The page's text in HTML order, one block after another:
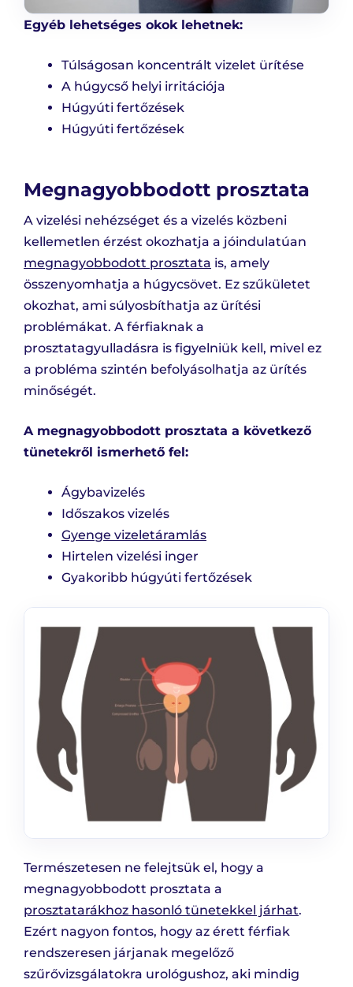
Egyéb lehetséges okok lehetnek:
Túlságosan koncentrált vizelet ürítése
A húgycső helyi irritációja
Húgyúti fertőzések
Húgyúti fertőzések
Megnagyobbodott prosztata
A vizelési nehézséget és a vizelés közbeni
kellemetlen érzést okozhatja a jóindulatúan
megnagyobbodott prosztata is, amely
összenyomhatja a húgycsövet. Ez szűkületet
okozhat, ami súlyosbíthatja az ürítési
problémákat. A férfiaknak a
prosztatagyulladásra is figyelniük kell, mivel ez
a probléma szintén befolyásolhatja az ürítés
minőségét.
A megnagyobbodott prosztata a következő
tünetekről ismerhető fel:
Ágybavizelés
Időszakos vizelés
Gyenge vizeletáramlás
Hirtelen vizelési inger
Gyakoribb húgyúti fertőzések
Természetesen ne felejtsük el, hogy a
megnagyobbodott prosztata a
prosztatarákhoz hasonló tünetekkel járhat.
Ezért nagyon fontos, hogy az érett férfiak
rendszeresen járjanak megelőző
szűrővizsgálatokra urológushoz, aki mindig